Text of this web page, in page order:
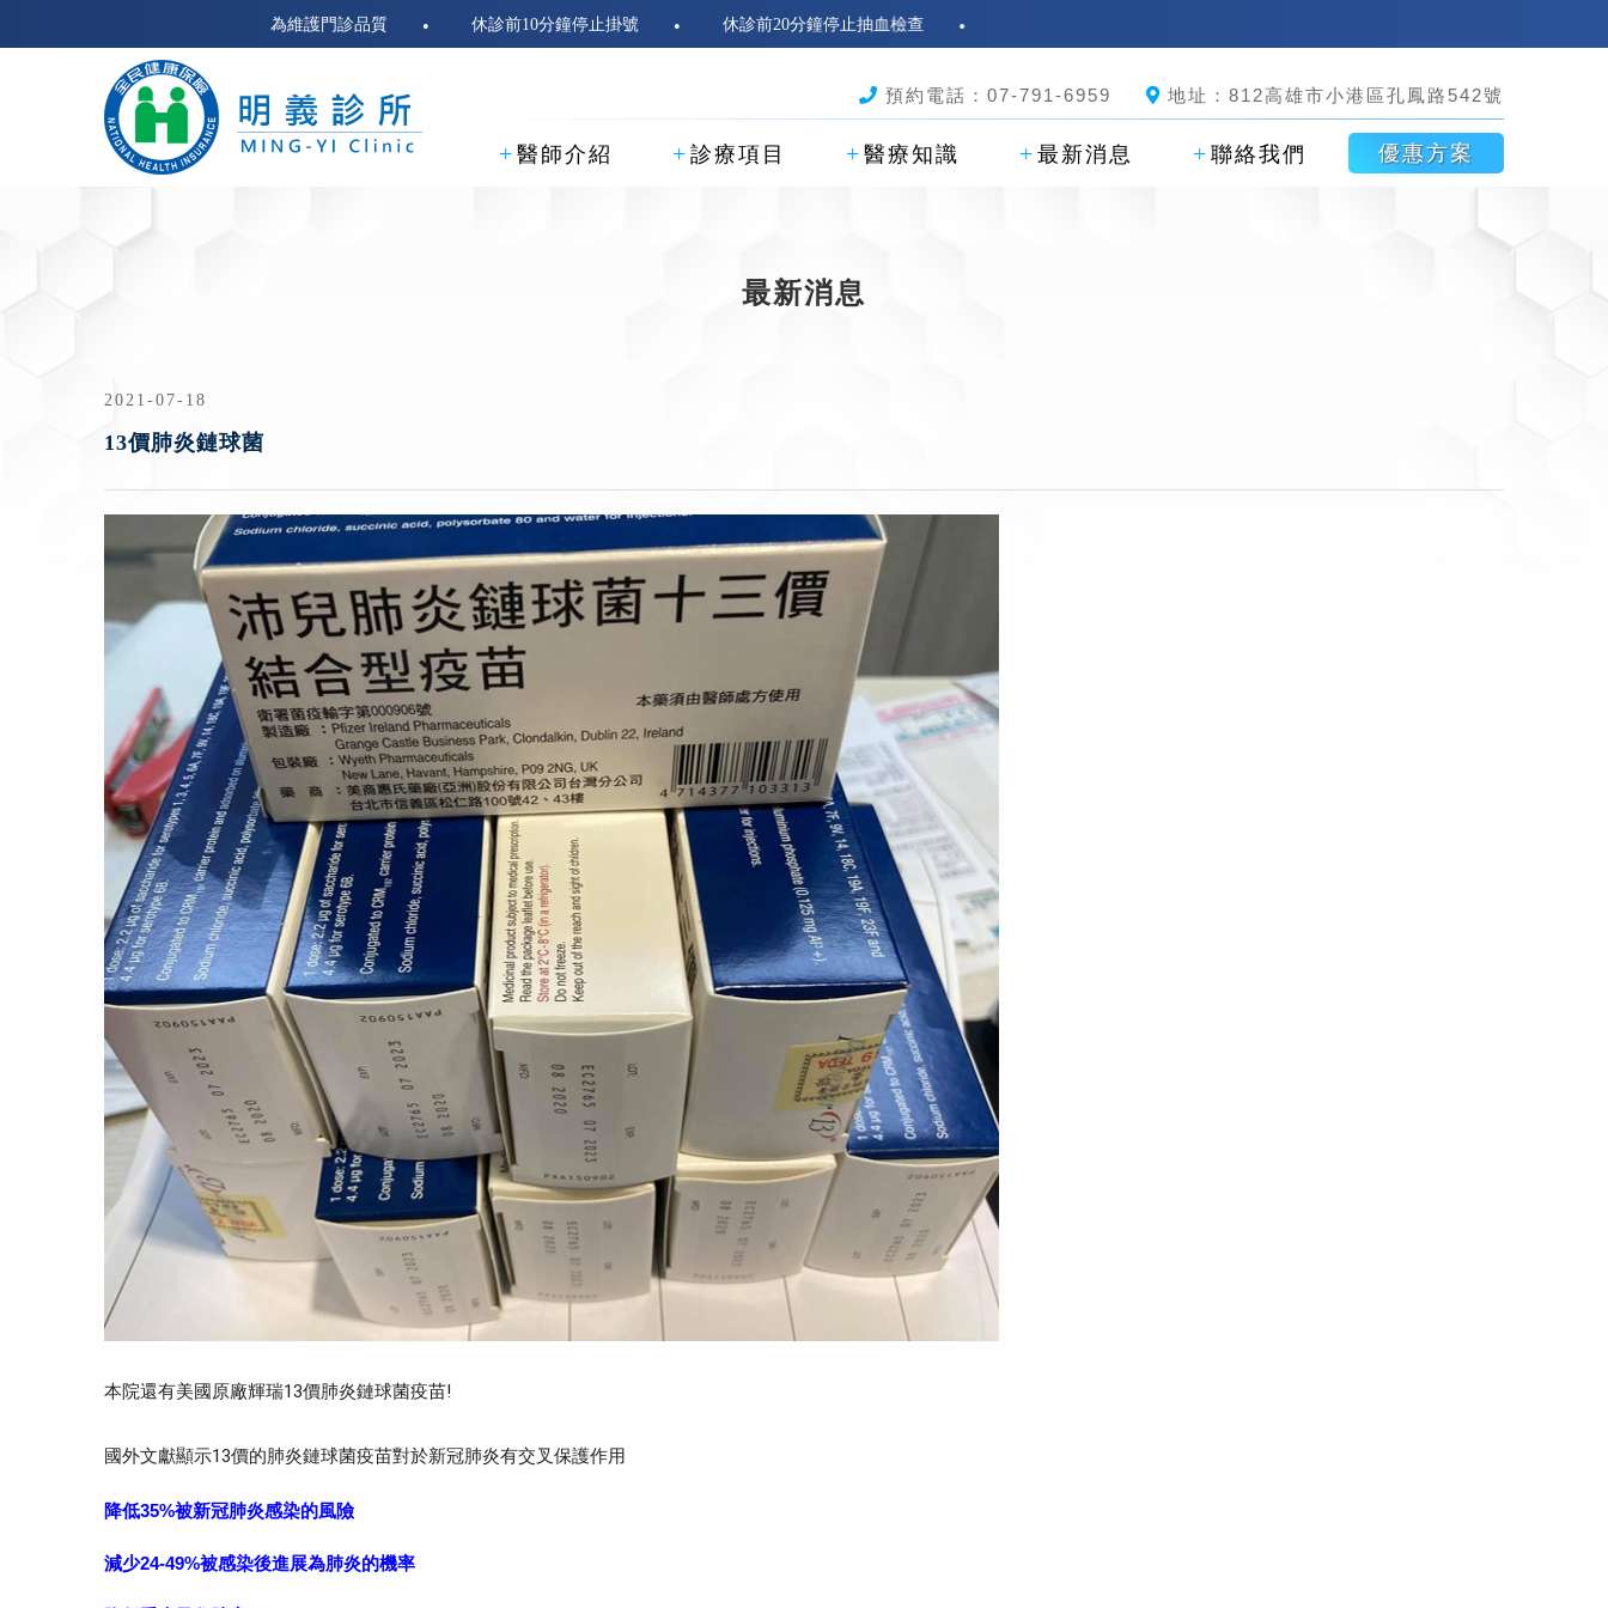
為維護門診品質 休診前10分鐘停止掛號 休診前20分鐘停止抽血檢查
預約電話：07-791-6959 地址：812高雄市小港區孔鳳路542號
醫師介紹 診療項目 醫療知識 最新消息 聯絡我們 優惠方案
最新消息
2021-07-18
13價肺炎鏈球菌
本院還有美國原廠輝瑞13價肺炎鏈球菌疫苗!
國外文獻顯示13價的肺炎鏈球菌疫苗對於新冠肺炎有交叉保護作用
降低35%被新冠肺炎感染的風險
減少24-49%被感染後進展為肺炎的機率